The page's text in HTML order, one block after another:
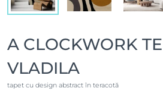
A CLOCKWORK
VLADILA
tapet cu design abstract în teracotă